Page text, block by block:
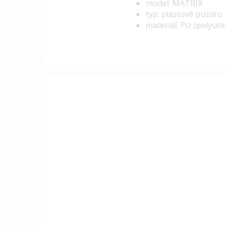
model: MATRIX
typ: plastové
materiál: PU